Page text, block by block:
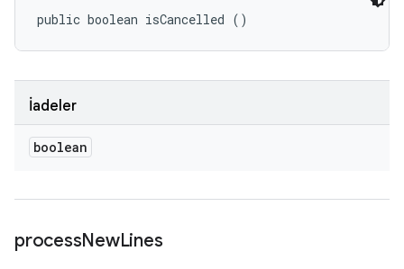
public boolean isCancelled ()
İadeler
boolean
processNewLines